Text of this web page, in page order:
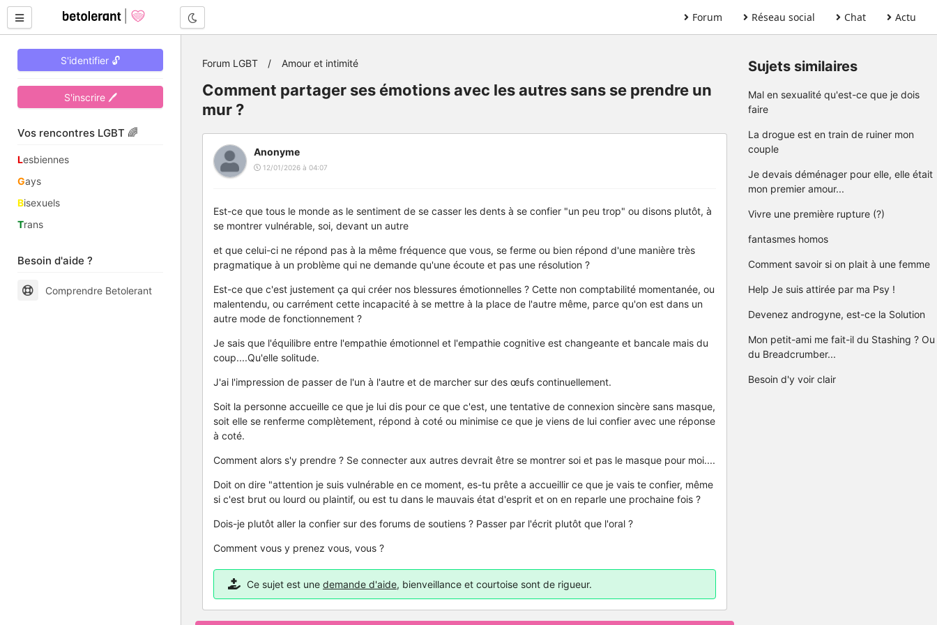
Forum Réseau social Chat Actu
S'identifier 🔓
S'inscrire 🖊
Vos rencontres LGBT 🌈
Lesbiennes
Gays
Bisexuels
Trans
Besoin d'aide ?
Comprendre Betolerant
Forum LGBT Amour et intimité
Comment partager ses émotions avec les autres sans se prendre un
mur ?
Anonyme
12/01/2026 à 04:07
Est-ce que tous le monde as le sentiment de se casser les dents à se confier "un peu trop" ou disons plutôt, à
se montrer vulnérable, soi, devant un autre
et que celui-ci ne répond pas à la même fréquence que vous, se ferme ou bien répond d'une manière très
pragmatique à un problème qui ne demande qu'une écoute et pas une résolution ?
Est-ce que c'est justement ça qui créer nos blessures émotionnelles ? Cette non comptabilité momentanée, ou
malentendu, ou carrément cette incapacité à se mettre à la place de l'autre même, parce qu'on est dans un
autre mode de fonctionnement ?
Je sais que l'équilibre entre l'empathie émotionnel et l'empathie cognitive est changeante et bancale mais du
coup....Qu'elle solitude.
J'ai l'impression de passer de l'un à l'autre et de marcher sur des œufs continuellement.
Soit la personne accueille ce que je lui dis pour ce que c'est, une tentative de connexion sincère sans masque,
soit elle se renferme complètement, répond à coté ou minimise ce que je viens de lui confier avec une réponse
à coté.
Comment alors s'y prendre ? Se connecter aux autres devrait être se montrer soi et pas le masque pour moi....
Doit on dire "attention je suis vulnérable en ce moment, es-tu prête a accueillir ce que je vais te confier, même
si c'est brut ou lourd ou plaintif, ou est tu dans le mauvais état d'esprit et on en reparle une prochaine fois ?
Dois-je plutôt aller la confier sur des forums de soutiens ? Passer par l'écrit plutôt que l'oral ?
Comment vous y prenez vous, vous ?
Ce sujet est une demande d'aide, bienveillance et courtoise sont de rigueur.
Sujets similaires
Mal en sexualité qu'est-ce que je dois
faire
La drogue est en train de ruiner mon
couple
Je devais déménager pour elle, elle était
mon premier amour...
Vivre une première rupture (?)
fantasmes homos
Comment savoir si on plait à une femme
Help Je suis attirée par ma Psy !
Devenez androgyne, est-ce la Solution
Mon petit-ami me fait-il du Stashing ? Ou
du Breadcrumber...
Besoin d'y voir clair